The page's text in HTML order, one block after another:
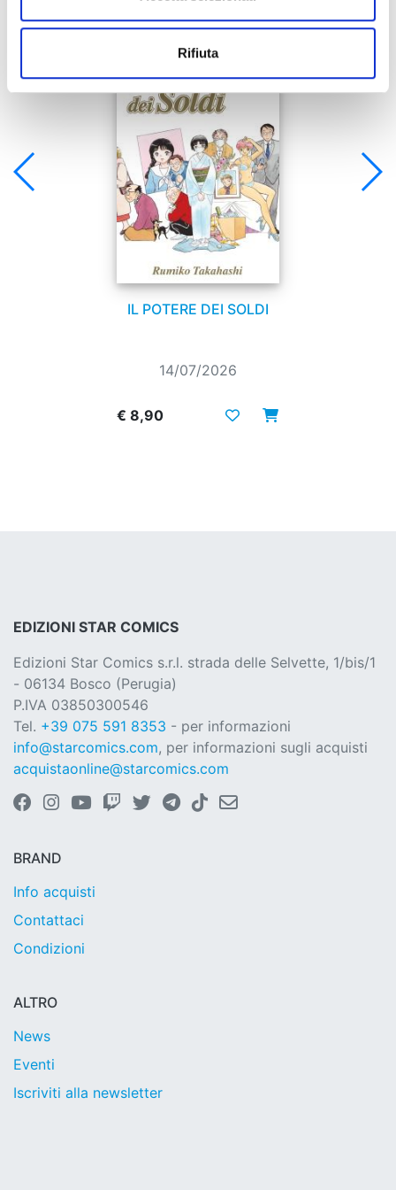
Rifiuta
Se ti è piaciuto prova anche:
IL POTERE DEI SOLDI
14/07/2026
€ 8,90
EDIZIONI STAR COMICS
Edizioni Star Comics s.r.l. strada delle Selvette, 1/bis/1
- 06134 Bosco (Perugia)
P.IVA 03850300546
Tel. +39 075 591 8353 - per informazioni
info@starcomics.com, per informazioni sugli acquisti
acquistaonline@starcomics.com
BRAND
Info acquisti
Contattaci
Condizioni
ALTRO
News
Eventi
Iscriviti alla newsletter